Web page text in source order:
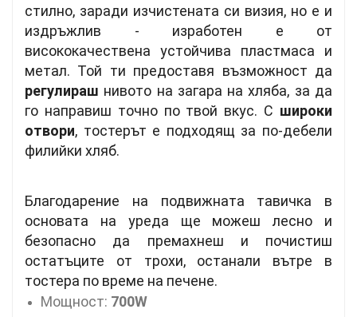
стилно, заради изчистената си визия, но е и
издръжлив - изработен е от
висококачествена устойчива пластмаса и
метал. Той ти предоставя възможност да
регулираш нивото на загара на хляба, за да
го направиш точно по твой вкус. С широки
отвори, тостерът e подходящ за по-дебели
филийки хляб.
Благодарение на подвижната тавичка в
основата на уреда ще можеш лесно и
безопасно да премахнеш и почистиш
остатъците от трохи, останали вътре в
тостера по време на печене.
Мощност: 700W